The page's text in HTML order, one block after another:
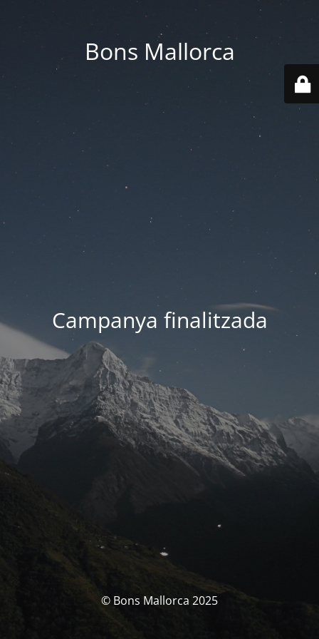
Bons Mallorca
Campanya finalitzada
© Bons Mallorca 2025